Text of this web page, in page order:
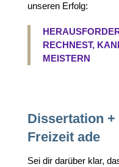
unseren Erfolg:
RECHNEST,
MEISTERN
Dissertation
Freizeit ade
Sei dir darüber klar,